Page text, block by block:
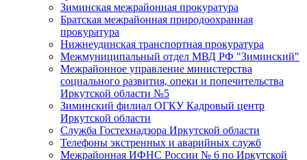
Зиминская межрайонная прокуратура
Братская межрайонная природоохранная
прокуратура
Нижнеудинская транспортная прокуратура
Межмуниципальный отдел МВД РФ "Зиминский"
Межрайонное управление министерства
социального развития, опеки и попечительства
Иркутской области №5
Зиминский филиал ОГКУ Кадровый центр
Иркутской области
Служба Гостехнадзора Иркутской области
Телефоны экстренных и аварийных служб
Межрайонная ИФНС России № 6 по Иркутской